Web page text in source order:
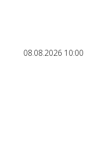
08.08.2026 10:00